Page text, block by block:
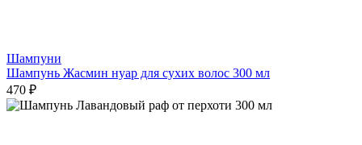
Шампуни
Шампунь Жасмин нуар для сухих волос 300 мл
470 ₽